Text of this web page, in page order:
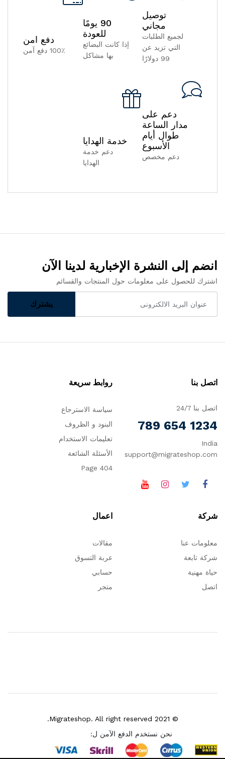
توصيل
مجاني
لجميع الطلبات
التي تزيد عن
99 دولارًا
90 يومًا
للعودة
إذا كانت البضائع
بها مشاكل
دفع امن
100٪ دفع آمن
دعم على
مدار الساعة
طوال أيام
الأسبوع
دعم مخصص
خدمة الهدايا
دعم خدمة
الهدايا
انضم إلى النشرة الإخبارية لدينا الآن
اشترك للحصول على معلومات حول المنتجات والقسائم
يشترك
اتصل بنا
اتصل بنا 24/7
1234 654 789
India
support@migrateshop.com
روابط سريعة
سياسة الاسترجاع
البنود و الظروف
تعليمات الاستخدام
الأسئلة الشائعة
404 Page
شركة
معلومات عنا
شركة تابعة
حياة مهنية
اتصل
اعمال
مقالات
عربة التسوق
حسابي
متجر
© 2021 Migrateshop. All right reserved.
نحن نستخدم الدفع الآمن ل: